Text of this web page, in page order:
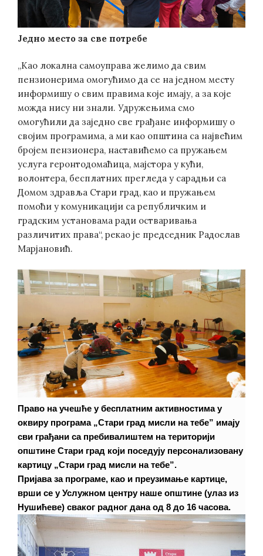
Једно место за све потребе
„Као локална самоуправа желимо да свим
пензионерима омогућимо да се на једном месту
информишу о свим правима које имају, а за које
можда нису ни знали. Удружењима смо
омогућили да заједно све грађане информишу о
својим програмима, а ми као општина са највећим
бројем пензионера, наставићемо са пружањем
услуга геронтодомаћица, мајстора у кући,
волонтера, бесплатних прегледа у сарадњи са
Домом здравља Стари град, као и пружањем
помоћи у комуникацији са републичким и
градским установама ради остваривања
различитих права“, рекао је председник Радослав
Марјановић.
Право на учешће у бесплатним активностима у
оквиру програма „Стари град мисли на тебе” имају
сви грађани са пребивалиштем на територији
општине Стари град који поседују персонализовану
картицу „Стари град мисли на тебе”.
Пријава за програме, као и преузимање картице,
врши се у Услужном центру наше општине (улаз из
Нушићеве) сваког радног дана од 8 до 16 часова.